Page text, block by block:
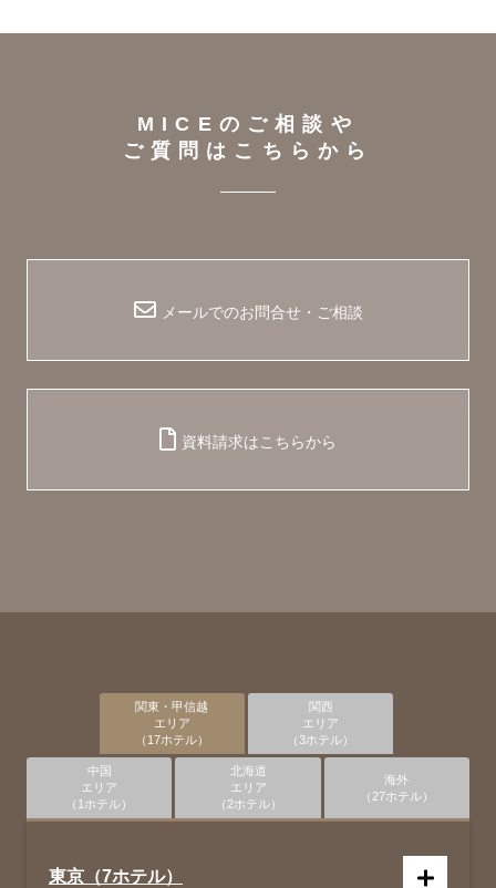
MICEのご相談や
ご質問はこちらから
メールでのお問合せ・ご相談
資料請求はこちらから
関東・甲信越
エリア
（17ホテル）
東京（7ホテル）
関西
エリア
（3ホテル）
中国
エリア
（1ホテル）
北海道
エリア
（2ホテル）
海外
（27ホテル）